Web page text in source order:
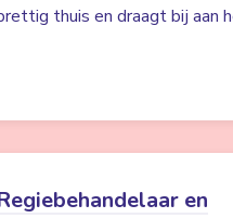
thuis en draagt bij aan
en